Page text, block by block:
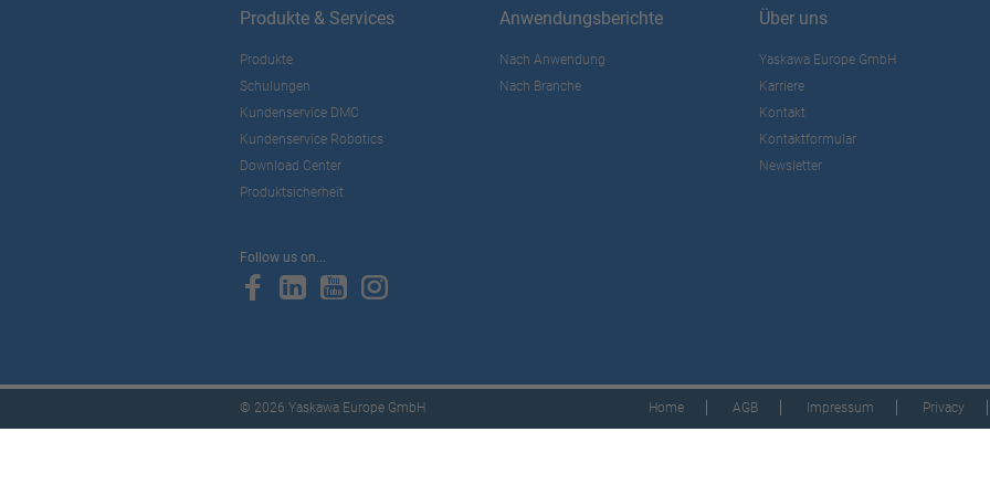
Produkte & Services
Produkte
Schulungen
Kundenservice DMC
Kundenservice Robotics
Download Center
Produktsicherheit
Anwendungsberichte
Nach Anwendung
Nach Branche
Über uns
Yaskawa Europe GmbH
Karriere
Kontakt
Kontaktformular
Newsletter
Follow us on...
© 2026 Yaskawa Europe GmbH Home AGB Impressum Privacy